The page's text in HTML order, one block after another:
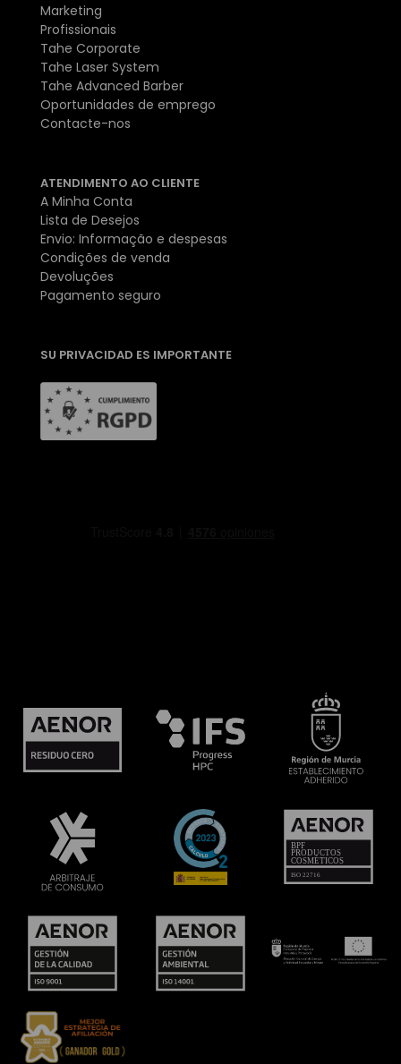
Marketing
Profissionais
Tahe Corporate
Tahe Laser System
Tahe Advanced Barber
Oportunidades de emprego
Contacte-nos
ATENDIMENTO AO CLIENTE
A Minha Conta
Lista de Desejos
Envio: Informação e despesas
Condições de venda
Devoluções
Pagamento seguro
SU PRIVACIDAD ES IMPORTANTE